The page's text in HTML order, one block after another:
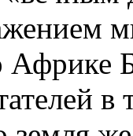
Африке
в